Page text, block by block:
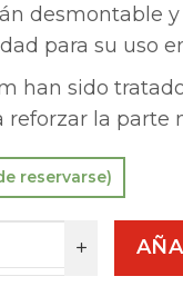
desmontable
para su uso
han sido
reforzar la parte
reservarse)